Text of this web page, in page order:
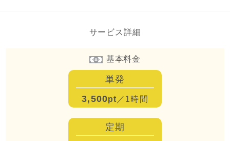
サービス詳細
基本料金
単発
3,500pt ／1時間
定期